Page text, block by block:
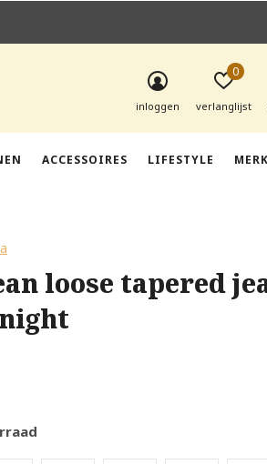
ACCESSOIRES LIFESTYLE
inloggen verlanglijst
0
loose tapered